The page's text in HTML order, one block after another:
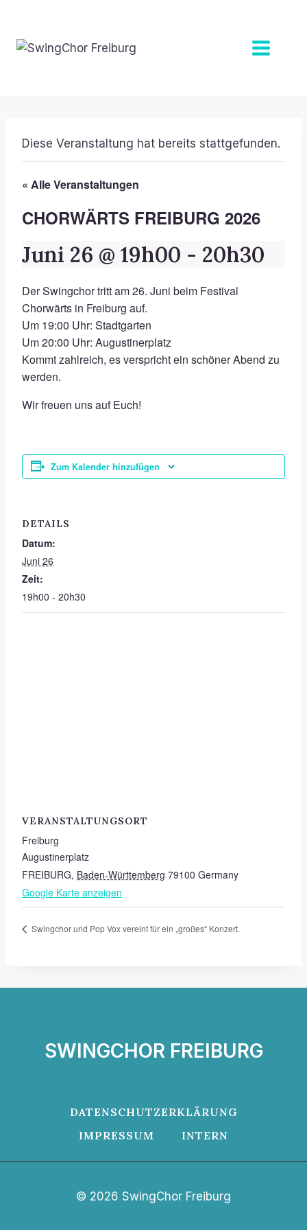
springen
Diese Veranstaltung hat bereits stattgefunden.
« Alle Veranstaltungen
CHORWÄRTS FREIBURG 2026
Juni 26 @ 19h00 - 20h30
Der Swingchor tritt am 26. Juni beim Festival
Chorwärts in Freiburg auf.
Um 19:00 Uhr: Stadtgarten
Um 20:00 Uhr: Augustinerplatz
Kommt zahlreich, es verspricht ein schöner Abend zu
werden.
Wir freuen uns auf Euch!
Zum Kalender hinzufügen
DETAILS
Datum:
Juni 26
Zeit:
19h00 - 20h30
VERANSTALTUNGSORT
Freiburg
Augustinerplatz
FREIBURG, Baden-Württemberg 79100 Germany
Google Karte anzeigen
Swingchor und Pop Vox vereint für ein „großes“ Konzert.
SWINGCHOR FREIBURG
DATENSCHUTZERKLÄRUNG
IMPRESSUM
INTERN
© 2026 SwingChor Freiburg